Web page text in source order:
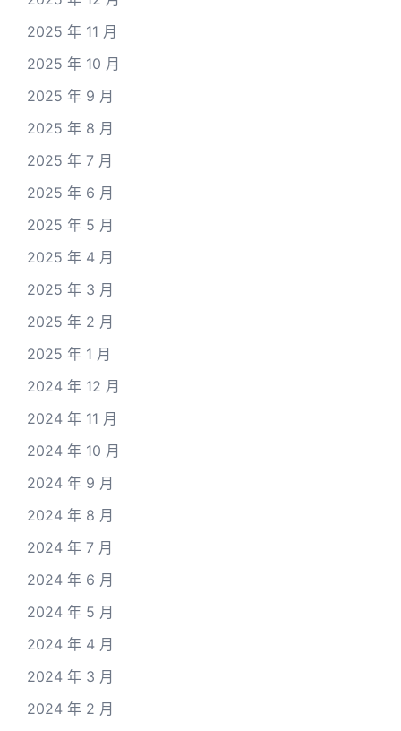
2025 年 11 月
2025 年 10 月
2025 年 9 月
2025 年 8 月
2025 年 7 月
2025 年 6 月
2025 年 5 月
2025 年 4 月
2025 年 3 月
2025 年 2 月
2025 年 1 月
2024 年 12 月
2024 年 11 月
2024 年 10 月
2024 年 9 月
2024 年 8 月
2024 年 7 月
2024 年 6 月
2024 年 5 月
2024 年 4 月
2024 年 3 月
2024 年 2 月